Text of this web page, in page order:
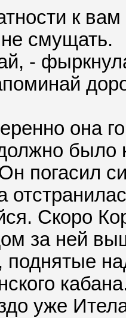
к
смущать.
-
она
было
погасил
Скоро
за ней
поднятые
уже